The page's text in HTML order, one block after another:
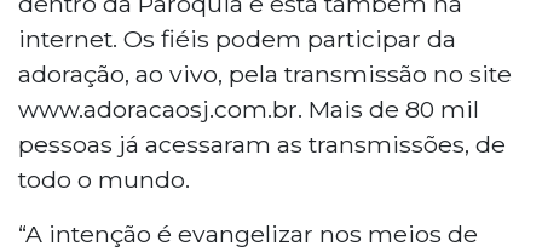
internet. Os fiéis podem participar da
adoração, ao vivo, pela transmissão no site
www.adoracaosj.com.br. Mais de 80 mil
pessoas já acessaram as transmissões, de
todo o mundo.
“A intenção é evangelizar nos meios de